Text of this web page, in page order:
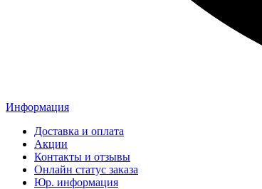
Информация
Доставка и оплата
Акции
Контакты и отзывы
Онлайн статус заказа
Юр. информация